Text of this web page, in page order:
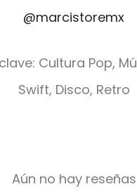
@marcistoremx
Cultura Pop,
Swift, Disco, Retro
Aún no hay reseñas